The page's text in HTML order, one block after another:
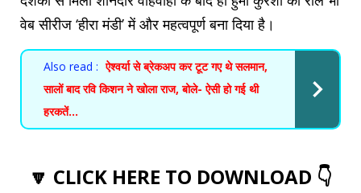
वेब सीरीज ‘हीरा मंडी’ में और महत्वपूर्ण बना दिया है।
Also read : ऐश्वर्या से ब्रेकअप कर टूट गए थे सलमान,
सालों बाद रवि किशन ने खोला राज, बोले- ऐसी हो गई थी
हरकतें…
🔽 CLICK HERE TO DOWNLOAD 👇